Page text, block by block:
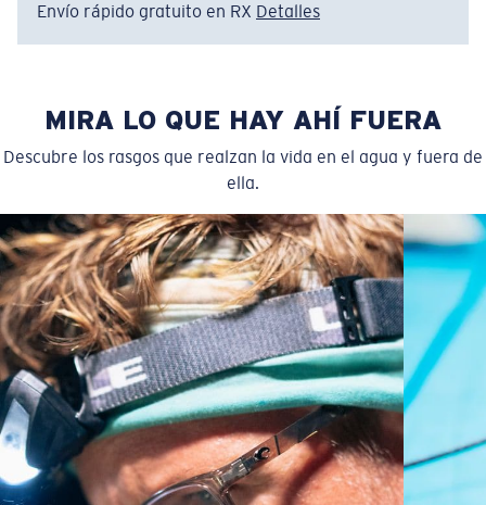
Ajuste Regular
Un frontal de lente amplio diseñado para ajustarse a
rostros de tamaño regular.
Curva base 4 - Cobertura media
Regular
Envío rápido gratuito en RX Detalles
MIRA LO QUE HAY AHÍ FUERA
Descubre los rasgos que realzan la vida en el agua y fuera de
ella.